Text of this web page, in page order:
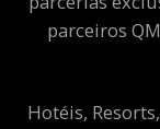
parceiros
Hotéis,